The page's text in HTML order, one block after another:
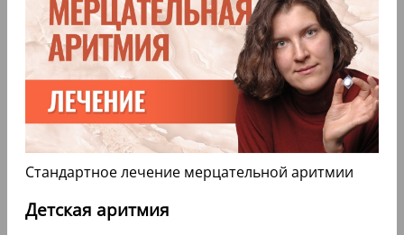
Стандартное лечение мерцательной аритмии
Детская аритмия